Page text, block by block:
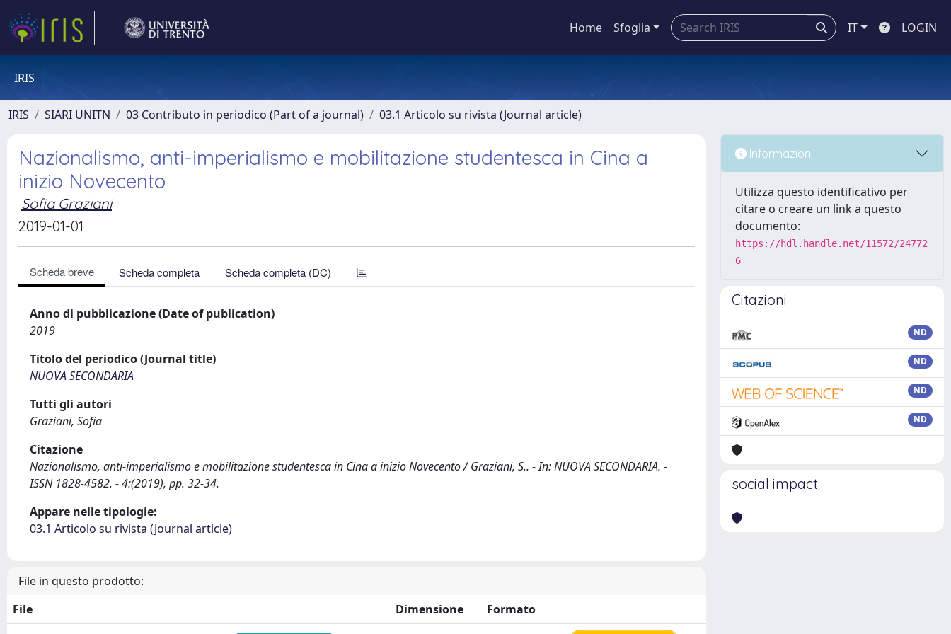
Home Sfoglia IT LOGIN
IRIS
IRIS SIARI UNITN 03 Contributo in periodico (Part of a journal) 03.1 Articolo su rivista (Journal article)
Nazionalismo, anti-imperialismo e mobilitazione studentesca in Cina a
inizio Novecento
Sofia Graziani
2019-01-01
Scheda breve Scheda completa Scheda completa (DC)
Anno di pubblicazione (Date of publication)
2019
Titolo del periodico (Journal title)
NUOVA SECONDARIA
Tutti gli autori
Graziani, Sofia
Citazione
Nazionalismo, anti-imperialismo e mobilitazione studentesca in Cina a inizio Novecento / Graziani, S.. - In: NUOVA SECONDARIA. -
ISSN 1828-4582. - 4:(2019), pp. 32-34.
Appare nelle tipologie:
03.1 Articolo su rivista (Journal article)
File in questo prodotto:
File
Dimensione
Formato
Informazioni
Utilizza questo identificativo per
citare o creare un link a questo
documento:
https://hdl.handle.net/11572/24772
6
Citazioni
ND
ND
ND
ND
social impact